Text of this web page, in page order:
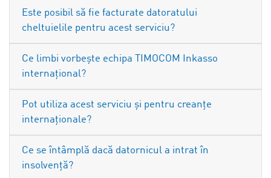
Este posibil să fie facturate datoratului
cheltuielile pentru acest serviciu?
Ce limbi vorbește echipa TIMOCOM Inkasso
internațional?
Pot utiliza acest serviciu și pentru creanțe
internaționale?
Ce se întâmplă dacă datornicul a intrat în
insolvență?